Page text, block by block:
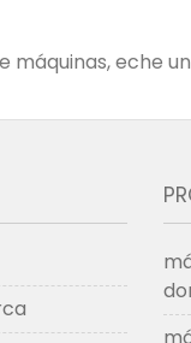
máquinas, eche